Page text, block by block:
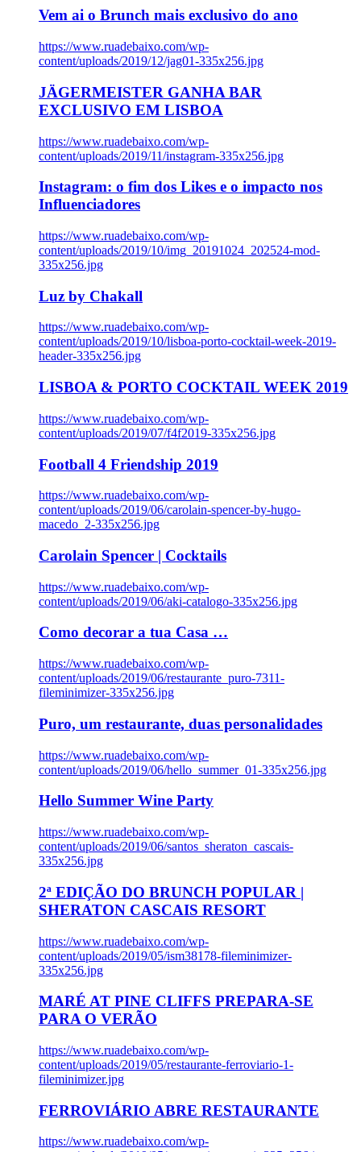
Vem ai o Brunch mais exclusivo do ano
https://www.ruadebaixo.com/wp-
content/uploads/2019/12/jag01-335x256.jpg
JÄGERMEISTER GANHA BAR
EXCLUSIVO EM LISBOA
https://www.ruadebaixo.com/wp-
content/uploads/2019/11/instagram-335x256.jpg
Instagram: o fim dos Likes e o impacto nos
Influenciadores
https://www.ruadebaixo.com/wp-
content/uploads/2019/10/img_20191024_202524-mod-
335x256.jpg
Luz by Chakall
https://www.ruadebaixo.com/wp-
content/uploads/2019/10/lisboa-porto-cocktail-week-2019-
header-335x256.jpg
LISBOA & PORTO COCKTAIL WEEK 2019
https://www.ruadebaixo.com/wp-
content/uploads/2019/07/f4f2019-335x256.jpg
Football 4 Friendship 2019
https://www.ruadebaixo.com/wp-
content/uploads/2019/06/carolain-spencer-by-hugo-
macedo_2-335x256.jpg
Carolain Spencer | Cocktails
https://www.ruadebaixo.com/wp-
content/uploads/2019/06/aki-catalogo-335x256.jpg
Como decorar a tua Casa …
https://www.ruadebaixo.com/wp-
content/uploads/2019/06/restaurante_puro-7311-
fileminimizer-335x256.jpg
Puro, um restaurante, duas personalidades
https://www.ruadebaixo.com/wp-
content/uploads/2019/06/hello_summer_01-335x256.jpg
Hello Summer Wine Party
https://www.ruadebaixo.com/wp-
content/uploads/2019/06/santos_sheraton_cascais-
335x256.jpg
2ª EDIÇÃO DO BRUNCH POPULAR |
SHERATON CASCAIS RESORT
https://www.ruadebaixo.com/wp-
content/uploads/2019/05/ism38178-fileminimizer-
335x256.jpg
MARÉ AT PINE CLIFFS PREPARA-SE
PARA O VERÃO
https://www.ruadebaixo.com/wp-
content/uploads/2019/05/restaurante-ferroviario-1-
fileminimizer.jpg
FERROVIÁRIO ABRE RESTAURANTE
https://www.ruadebaixo.com/wp-